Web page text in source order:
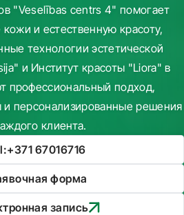
"Veselības centrs 4" помогает
кожи и естественную красоту,
технологии эстетической
и Институт красоты "Liora" в
профессиональный подход,
персонализированные решения
клиента.
67016716
форма
запись